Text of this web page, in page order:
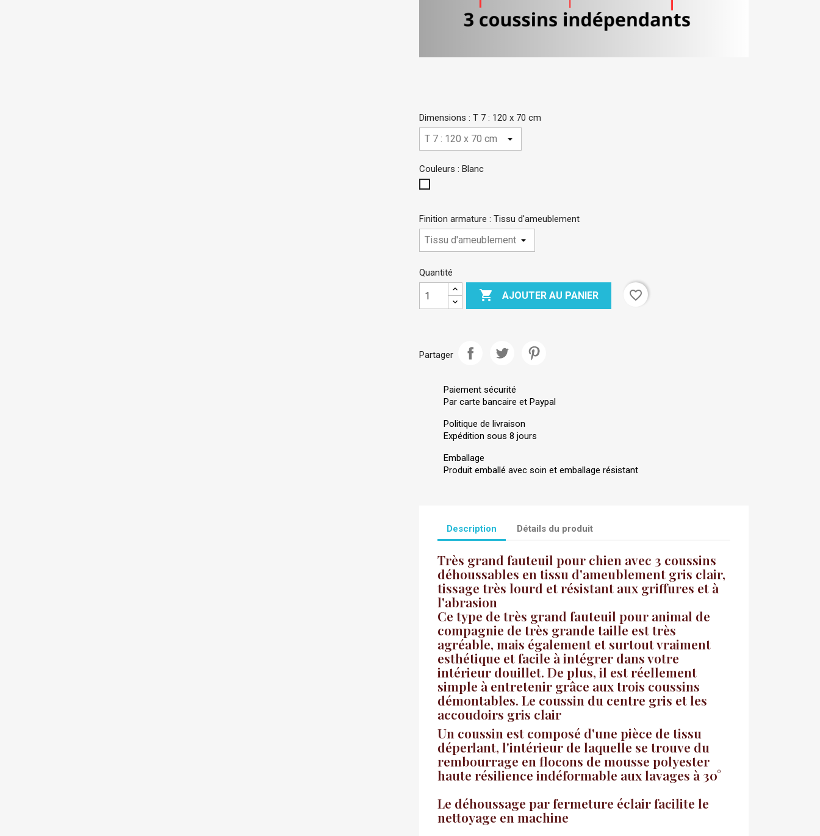
Dimensions : T 7 : 120 x 70 cm
Couleurs : Blanc
Finition armature : Tissu d'ameublement
Quantité
 AJOUTER AU PANIER favorite_border
Partager
Paiement sécurité
Par carte bancaire et Paypal
Politique de livraison
Expédition sous 8 jours
Emballage
Produit emballé avec soin et emballage résistant
Description Détails du produit
Très grand fauteuil pour chien avec 3 coussins
déhoussables en tissu d'ameublement gris clair,
tissage très lourd et résistant aux griffures et à
l'abrasion
Ce type de très grand fauteuil pour animal de
compagnie de très grande taille est très
agréable, mais également et surtout vraiment
esthétique et facile à intégrer dans votre
intérieur douillet. De plus, il est réellement
simple à entretenir grâce aux trois coussins
démontables. Le coussin du centre gris et les
accoudoirs gris clair
Un coussin est composé d'une pièce de tissu
déperlant, l'intérieur de laquelle se trouve du
rembourrage en flocons de mousse polyester
haute résilience indéformable aux lavages à 30°
Le déhoussage par fermeture éclair facilite le
nettoyage en machine